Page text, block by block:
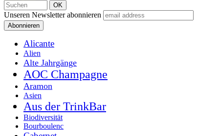
Unseren Newsletter abonnieren
Alicante
Alien
Alte Jahrgänge
AOC Champagne
Aramon
Asien
Aus der TrinkBar
Biodiversität
Bourboulenc